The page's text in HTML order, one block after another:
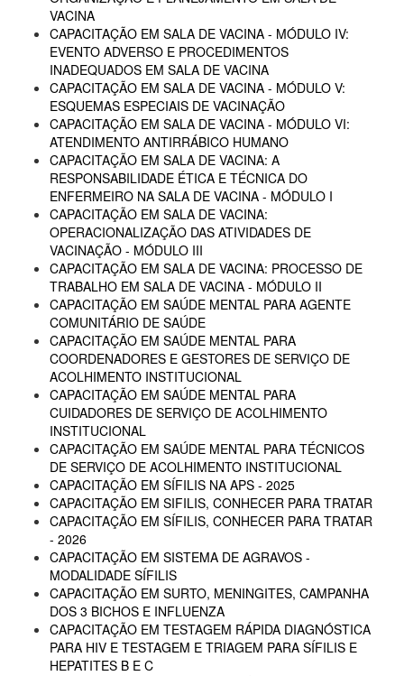
VACINA
CAPACITAÇÃO EM SALA DE VACINA - MÓDULO IV:
EVENTO ADVERSO E PROCEDIMENTOS
INADEQUADOS EM SALA DE VACINA
CAPACITAÇÃO EM SALA DE VACINA - MÓDULO V:
ESQUEMAS ESPECIAIS DE VACINAÇÃO
CAPACITAÇÃO EM SALA DE VACINA - MÓDULO VI:
ATENDIMENTO ANTIRRÁBICO HUMANO
CAPACITAÇÃO EM SALA DE VACINA: A
RESPONSABILIDADE ÉTICA E TÉCNICA DO
ENFERMEIRO NA SALA DE VACINA - MÓDULO I
CAPACITAÇÃO EM SALA DE VACINA:
OPERACIONALIZAÇÃO DAS ATIVIDADES DE
VACINAÇÃO - MÓDULO III
CAPACITAÇÃO EM SALA DE VACINA: PROCESSO DE
TRABALHO EM SALA DE VACINA - MÓDULO II
CAPACITAÇÃO EM SAÚDE MENTAL PARA AGENTE
COMUNITÁRIO DE SAÚDE
CAPACITAÇÃO EM SAÚDE MENTAL PARA
COORDENADORES E GESTORES DE SERVIÇO DE
ACOLHIMENTO INSTITUCIONAL
CAPACITAÇÃO EM SAÚDE MENTAL PARA
CUIDADORES DE SERVIÇO DE ACOLHIMENTO
INSTITUCIONAL
CAPACITAÇÃO EM SAÚDE MENTAL PARA TÉCNICOS
DE SERVIÇO DE ACOLHIMENTO INSTITUCIONAL
CAPACITAÇÃO EM SÍFILIS NA APS - 2025
CAPACITAÇÃO EM SIFILIS, CONHECER PARA TRATAR
CAPACITAÇÃO EM SÍFILIS, CONHECER PARA TRATAR
- 2026
CAPACITAÇÃO EM SISTEMA DE AGRAVOS -
MODALIDADE SÍFILIS
CAPACITAÇÃO EM SURTO, MENINGITES, CAMPANHA
DOS 3 BICHOS E INFLUENZA
CAPACITAÇÃO EM TESTAGEM RÁPIDA DIAGNÓSTICA
PARA HIV E TESTAGEM E TRIAGEM PARA SÍFILIS E
HEPATITES B E C